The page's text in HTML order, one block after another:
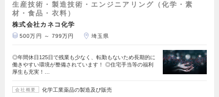
生産技術・製造技術・エンジニアリング（化学・素
材・食品・衣料）
株式会社カネコ化学
500万円 ～ 799万円 埼玉県
◎年間休日125日で残業も少なく、転勤もないため長期的に
働きやすい環境が整備されています！ ◎住宅手当等の福利
厚生も充実！…
会社概要 化学工業薬品の製造及び販売